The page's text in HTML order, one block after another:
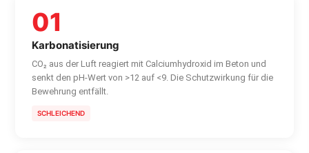
01
Karbonatisierung
CO₂ aus der Luft reagiert mit Calciumhydroxid im Beton und
senkt den pH-Wert von >12 auf <9. Die Schutzwirkung für die
Bewehrung entfällt.
SCHLEICHEND